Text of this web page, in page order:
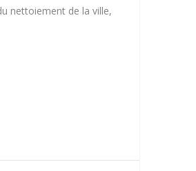
nettoiement de la ville,